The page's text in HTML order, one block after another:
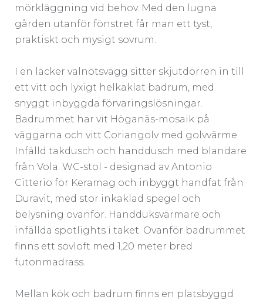
mörkläggning vid behov. Med den lugna
gården utanför fönstret får man ett tyst,
praktiskt och mysigt sovrum.
I en läcker valnötsvägg sitter skjutdörren in till
ett vitt och lyxigt helkaklat badrum, med
snyggt inbyggda förvaringslösningar.
Badrummet har vit Höganäs-mosaik på
väggarna och vitt Coriangolv med golvvärme.
Infälld takdusch och handdusch med blandare
från Vola. WC-stol - designad av Antonio
Citterio för Keramag och inbyggt handfat från
Duravit, med stor inkaklad spegel och
belysning ovanför. Handduksvärmare och
infällda spotlights i taket. Ovanför badrummet
finns ett sovloft med 1,20 meter bred
futonmadrass.
Mellan kök och badrum finns en platsbyggd